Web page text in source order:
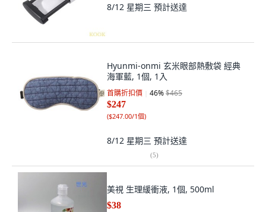
8/12 星期三 預計送達
Hyunmi-onmi 玄米眼部熱敷袋 經典
海軍藍, 1個, 1入
首購折扣價 46%$465
$247
($247.00/1個)
8/12 星期三 預計送達
(5)
美視 生理緩衝液, 1個, 500ml
$38